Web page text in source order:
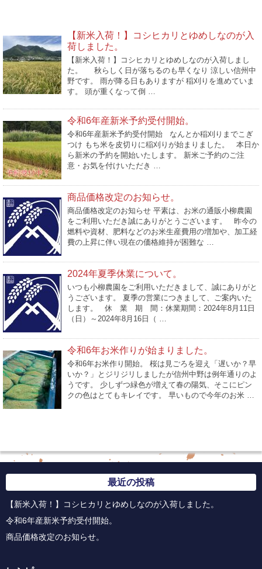
【新米入荷！】コシヒカリとゆめしなのが入
荷しました。
【新米入荷！】コシヒカリとゆめしなのが入荷しまし
た。 秋らしく日が落ちるのも早くなり 涼しい信州中
野です。 雨が降る日もありますが 稲刈りを進めていま
す。 頭が重くなって倒 …
令和6年産新米予約受付開始。
令和6年産新米予約受付開始 なんとか稲刈りまでこぎ
つけ もち米を皮切りに稲刈りが始まりました。 本日か
ら新米の予約を開始いたします。 新米ご予約のご注
意・お気を付けいただき …
商品価格改定のお知らせ。
商品価格改定のお知らせ 平素は、お米の通販小柳農園
をご利用いただき誠にありがとうございます。 昨今の
燃料や資材、肥料などのお米生産費用の増加や、加工経
費の上昇に伴い現在の価格維持が困難な …
2024年夏季休業について。
いつも小柳農園をご利用いただきまして、誠にありがと
うございます。 夏季の営業につきまして、ご案内いた
します。 休 業 期 間：休業期間：2024年8月11日
（日）～2024年8月16日（ …
令和6年お米作りが始まりました。
令和6年お米作り開始。 桜は見ごろを迎え「遅いか？早
いか？」とジリジリしましたが信州中野は例年通りのよ
うです。 少しずつ緑色が増えて春の陽気、そこにピン
クの色はとてもキレイです。 早いもので今年のお米 …
最近の投稿
【新米入荷！】コシヒカリとゆめしなのが入荷しました。
令和6年産新米予約受付開始。
商品価格改定のお知らせ。